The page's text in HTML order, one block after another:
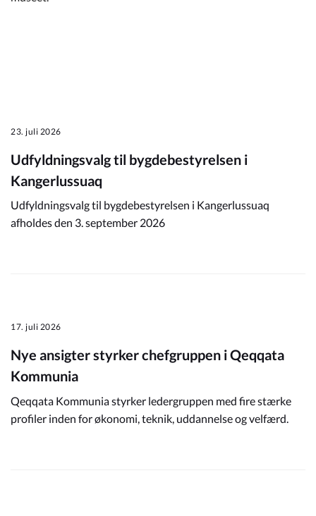
23. juli 2026
Udfyldningsvalg til bygdebestyrelsen i
Kangerlussuaq
Udfyldningsvalg til bygdebestyrelsen i Kangerlussuaq
afholdes den 3. september 2026
17. juli 2026
Nye ansigter styrker chefgruppen i Qeqqata
Kommunia
Qeqqata Kommunia styrker ledergruppen med fire stærke
profiler inden for økonomi, teknik, uddannelse og velfærd.